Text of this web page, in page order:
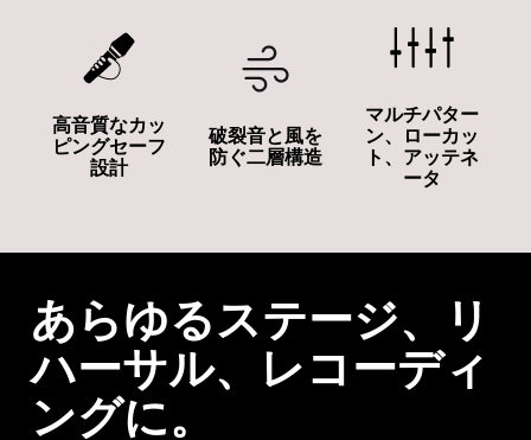
高音質なカッ
ピングセーフ
設計
破裂音と風を
防ぐ二層構造
マルチパター
ン、ローカッ
ト、アッテネ
ータ
あらゆるステージ、リ
ハーサル、レコーディ
ングに。